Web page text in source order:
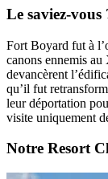
Le saviez-vous
Fort Boyard fut à
canons ennemis
devancèrent
qu’il fut
leur déportation
visite uniquement
Notre Resort